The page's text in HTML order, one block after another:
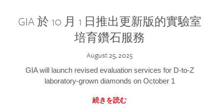
GIA 於 10 月 1 日推出更新版的實驗室
培育鑽石服務
August 25, 2025
GIA will launch revised evaluation services for D-to-Z
laboratory-grown diamonds on October 1
続きを読む